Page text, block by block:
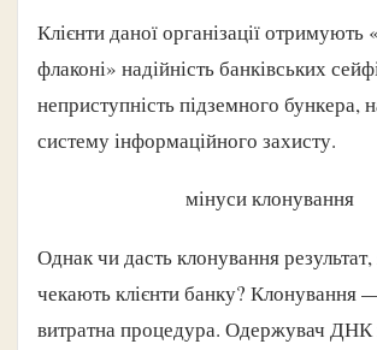
Клієнти даної організації
флаконі» надійність банківських
неприступність підземного бункера,
систему інформаційного захисту.
мінуси клонування
Однак чи дасть клонування результат,
чекають клієнти банку? Клонування
витратна процедура. Одержувач ДНК